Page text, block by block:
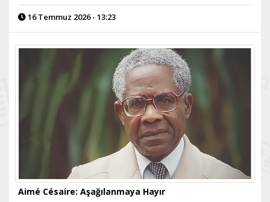
16 Temmuz 2026 - 13:23
Aimé Césaire: Aşağılanmaya Hayır